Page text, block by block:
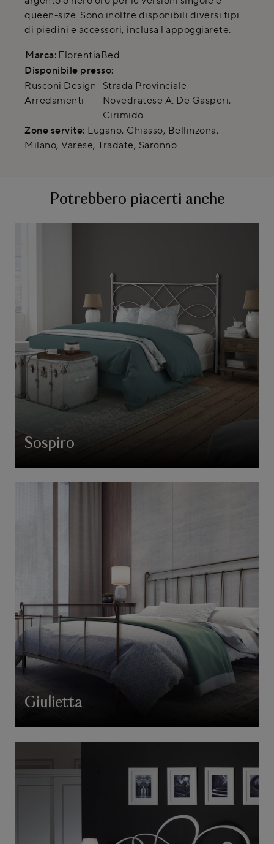
queen-size. Sono inoltre disponibili diversi tipi
di piedini e accessori, inclusa l'appoggiarete.
Marca: FlorentiaBed
Disponibile presso:
Rusconi Design
Arredamenti
Strada Provinciale
Novedratese A. De Gasperi,
Cirimido
Zone servite: Lugano, Chiasso, Bellinzona,
Milano, Varese, Tradate, Saronno...
Potrebbero piacerti anche
Sospiro
Giulietta